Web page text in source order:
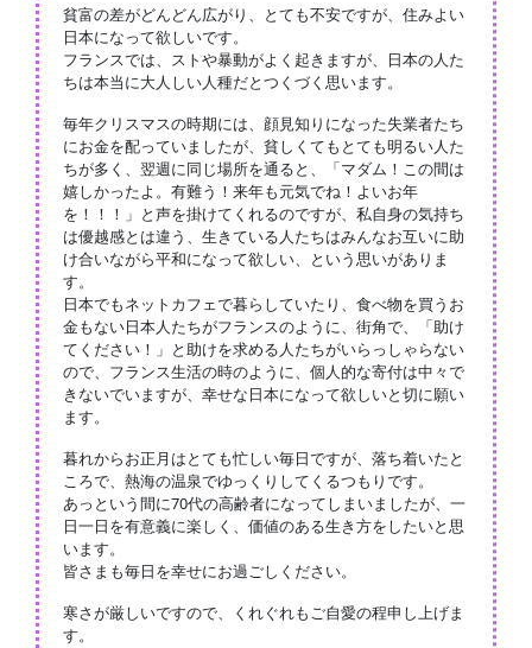
貧富の差がどんどん広がり、とても不安ですが、住みよい
日本になって欲しいです。
フランスでは、ストや暴動がよく起きますが、日本の人た
ちは本当に大人しい人種だとつくづく思います。
毎年クリスマスの時期には、顔見知りになった失業者たち
にお金を配っていましたが、貧しくてもとても明るい人た
ちが多く、翌週に同じ場所を通ると、「マダム！この間は
嬉しかったよ。有難う！来年も元気でね！よいお年
を！！！」と声を掛けてくれるのですが、私自身の気持ち
は優越感とは違う、生きている人たちはみんなお互いに助
け合いながら平和になって欲しい、という思いがありま
す。
日本でもネットカフェで暮らしていたり、食べ物を買うお
金もない日本人たちがフランスのように、街角で、「助け
てください！」と助けを求める人たちがいらっしゃらない
ので、フランス生活の時のように、個人的な寄付は中々で
きないでいますが、幸せな日本になって欲しいと切に願い
ます。
暮れからお正月はとても忙しい毎日ですが、落ち着いたと
ころで、熱海の温泉でゆっくりしてくるつもりです。
あっという間に70代の高齢者になってしまいましたが、一
日一日を有意義に楽しく、価値のある生き方をしたいと思
います。
皆さまも毎日を幸せにお過ごしください。
寒さが厳しいですので、くれぐれもご自愛の程申し上げま
す。